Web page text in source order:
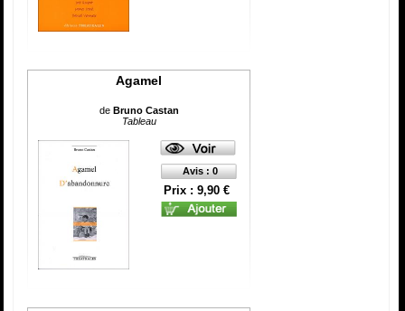
Agamel
de Bruno Castan
Tableau
Avis : 0
Prix : 9,90 €